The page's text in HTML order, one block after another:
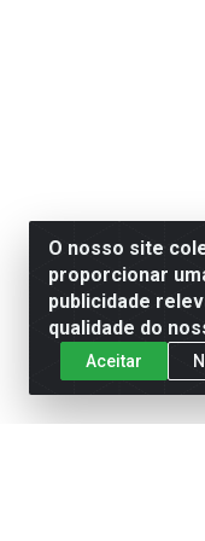
O nosso site
proporcionar
publicidade
qualidade do
Aceitar